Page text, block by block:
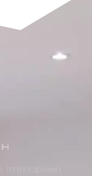
Immobilien